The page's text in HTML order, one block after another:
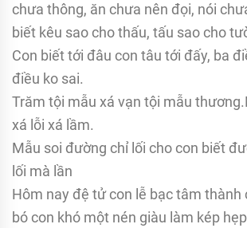
chưa thông, ăn chưa nên đọi, nói
biết kêu sao cho thấu, tấu sao cho
Con biết tới đâu con tâu tới đấy, ba
điều ko sai.
Trăm tội mẫu xá vạn tội mẫu
xá lỗi xá lầm.
Mẫu soi đường chỉ lối cho con biết
lối mà lần
Hôm nay đệ tử con lễ bạc tâm thành
bó con khó một nén giàu làm kép